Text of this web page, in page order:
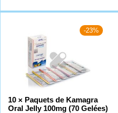
-23%
10 × Paquets de Kamagra
Oral Jelly 100mg (70 Gelées)